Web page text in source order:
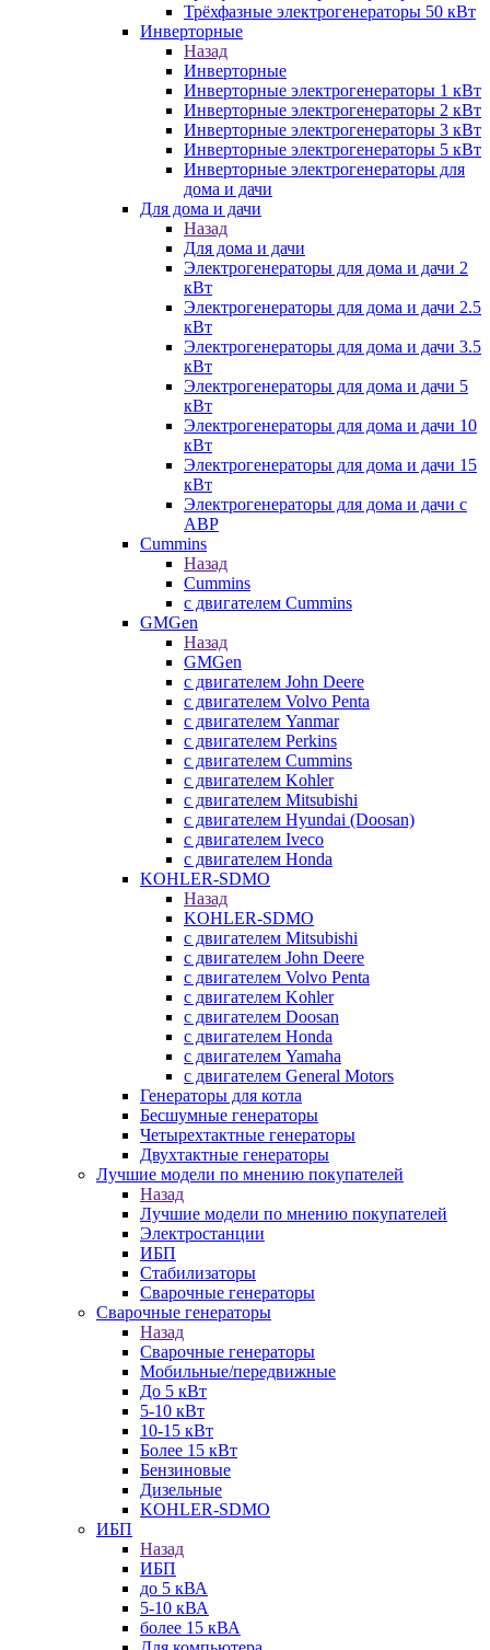
Трёхфазные электрогенераторы 50 кВт
Инверторные
Назад
Инверторные
Инверторные электрогенераторы 1 кВт
Инверторные электрогенераторы 2 кВт
Инверторные электрогенераторы 3 кВт
Инверторные электрогенераторы 5 кВт
Инверторные электрогенераторы для
дома и дачи
Для дома и дачи
Назад
Для дома и дачи
Электрогенераторы для дома и дачи 2
кВт
Электрогенераторы для дома и дачи 2.5
кВт
Электрогенераторы для дома и дачи 3.5
кВт
Электрогенераторы для дома и дачи 5
кВт
Электрогенераторы для дома и дачи 10
кВт
Электрогенераторы для дома и дачи 15
кВт
Электрогенераторы для дома и дачи с
АВР
Cummins
Назад
Cummins
с двигателем Cummins
GMGen
Назад
GMGen
с двигателем John Deere
с двигателем Volvo Penta
с двигателем Yanmar
с двигателем Perkins
с двигателем Cummins
с двигателем Kohler
с двигателем Mitsubishi
с двигателем Hyundai (Doosan)
с двигателем Iveco
с двигателем Honda
KOHLER-SDMO
Назад
KOHLER-SDMO
с двигателем Mitsubishi
с двигателем John Deere
с двигателем Volvo Penta
с двигателем Kohler
с двигателем Doosan
с двигателем Honda
с двигателем Yamaha
с двигателем General Motors
Генераторы для котла
Бесшумные генераторы
Четырехтактные генераторы
Двухтактные генераторы
Лучшие модели по мнению покупателей
Назад
Лучшие модели по мнению покупателей
Электростанции
ИБП
Стабилизаторы
Сварочные генераторы
Сварочные генераторы
Назад
Сварочные генераторы
Мобильные/передвижные
До 5 кВт
5-10 кВт
10-15 кВт
Более 15 кВт
Бензиновые
Дизельные
KOHLER-SDMO
ИБП
Назад
ИБП
до 5 кВА
5-10 кВА
более 15 кВА